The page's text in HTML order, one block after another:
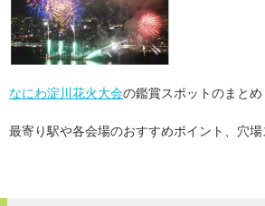
なにわ淀川花火大会の鑑賞スポットのまとめ
最寄り駅や各会場のおすすめポイント、穴